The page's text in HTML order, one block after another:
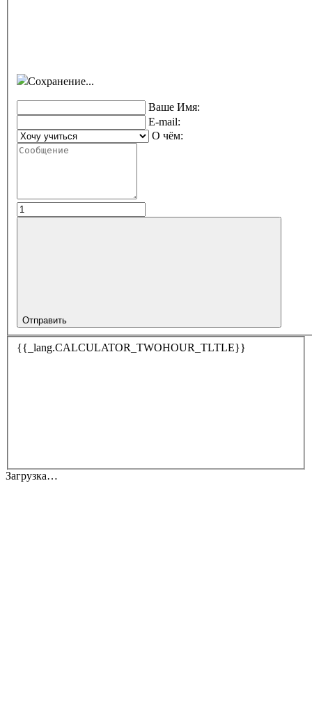
Сохранение...
Ваше Имя:
E-mail:
О чём:
Отправить
{{_lang.CALCULATOR_TWOHOUR_TLTLE}}
Загрузка…